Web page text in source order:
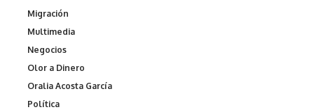
Migración
Multimedia
Negocios
Olor a Dinero
Oralia Acosta García
Política